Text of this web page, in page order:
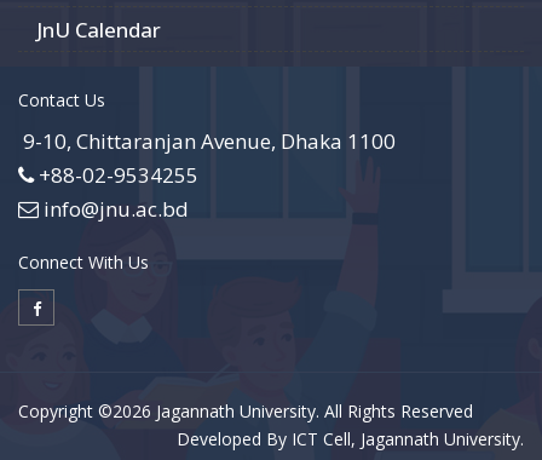
JnU Calendar
Contact Us
9-10, Chittaranjan Avenue, Dhaka 1100
+88-02-9534255
info@jnu.ac.bd
Connect With Us
Copyright ©2026 Jagannath University. All Rights Reserved
Developed By ICT Cell, Jagannath University.